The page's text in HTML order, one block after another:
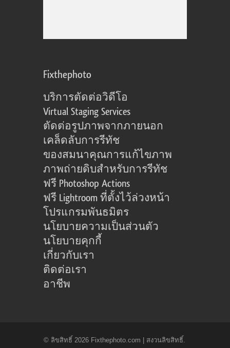
Fixthephoto
บริการตัดต่อวิดีโอ
Virtual Staging Services
ตัดต่อรูปภาพจากภายนอก
เคล็ดลับการรีทัช
ของสมนาคุณการแก้ไขภาพ
ภาพถ่ายดิบสำหรับการรีทัช
ฟรี Photoshop Actions
ฟรี Lightroom ที่ตั้งไว้ล่วงหน้า
โปรแกรมพันธมิตร
นโยบายความเป็นส่วนตัว
นโยบายคุกกี้
เกี่ยวกับเรา
ติดต่อเรา
อาชีพ
© ลิขสิทธิ์ 2026 Fixthephoto.com | สงวนลิขสิทธิ์.